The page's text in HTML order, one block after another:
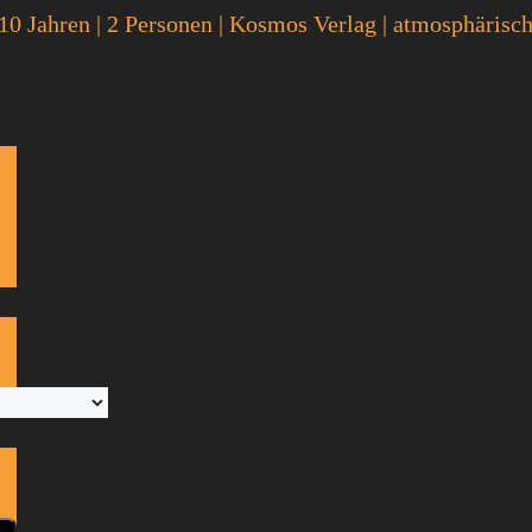
Jahren | 2 Personen | Kosmos Verlag |